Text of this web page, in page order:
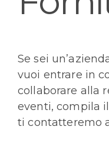
Se sei
vuoi entrare in
collaborare alla
eventi, compila
ti contatteremo